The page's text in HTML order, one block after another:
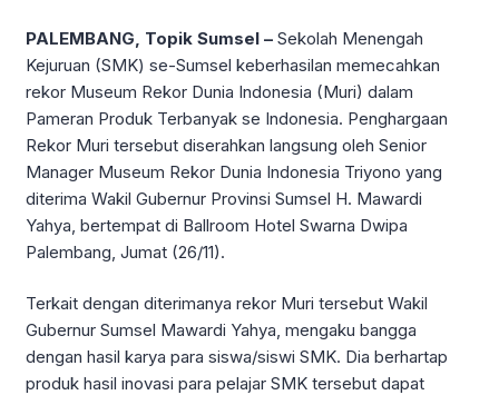
PALEMBANG, Topik Sumsel – Sekolah Menengah
Kejuruan (SMK) se-Sumsel keberhasilan memecahkan
rekor Museum Rekor Dunia Indonesia (Muri) dalam
Pameran Produk Terbanyak se Indonesia. Penghargaan
Rekor Muri tersebut diserahkan langsung oleh Senior
Manager Museum Rekor Dunia Indonesia Triyono yang
diterima Wakil Gubernur Provinsi Sumsel H. Mawardi
Yahya, bertempat di Ballroom Hotel Swarna Dwipa
Palembang, Jumat (26/11).
Terkait dengan diterimanya rekor Muri tersebut Wakil
Gubernur Sumsel Mawardi Yahya, mengaku bangga
dengan hasil karya para siswa/siswi SMK. Dia berhartap
produk hasil inovasi para pelajar SMK tersebut dapat